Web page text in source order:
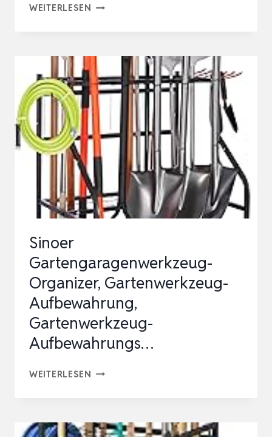
WEITERLESEN TTL
ECK-
STÄNDER
61X45X45CM
GRÜN
–
20
FÄCHER
GERÄTEHALTER
&
Sinoer
Gartengaragenwerkzeug-
Organizer, Gartenwerkzeug-
Aufbewahrung,
Gartenwerkzeug-
Aufbewahrungs…
WEITERLESEN SINOER
GARTENWERKZEUG-